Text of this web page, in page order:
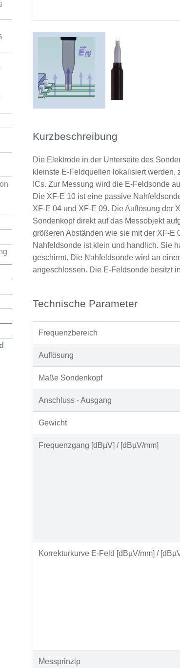
Kurzbeschreibung
Die Elektrode in der Unterseite des
kleinste E-Feldquellen lokalisiert werden,
ICs. Zur Messung wird die E-Feldsonde
Die XF-E 10 ist eine passive
XF-E 04 und XF-E 09. Die Auflösung der
Sondenkopf direkt auf das Messobjekt
größeren Abständen wie sie mit der XF-E
Nahfeldsonde ist klein und handlich. Sie
geschirmt. Die Nahfeldsonde wird an
angeschlossen. Die E-Feldsonde besitzt
Technische Parameter
Frequenzbereich
Auflösung
Maße Sondenkopf
Anschluss - Ausgang
Gewicht
Frequenzgang [dBµV] / [dBµV/mm]
Korrekturkurve E-Feld [dBµV/mm] /
Messprinzip